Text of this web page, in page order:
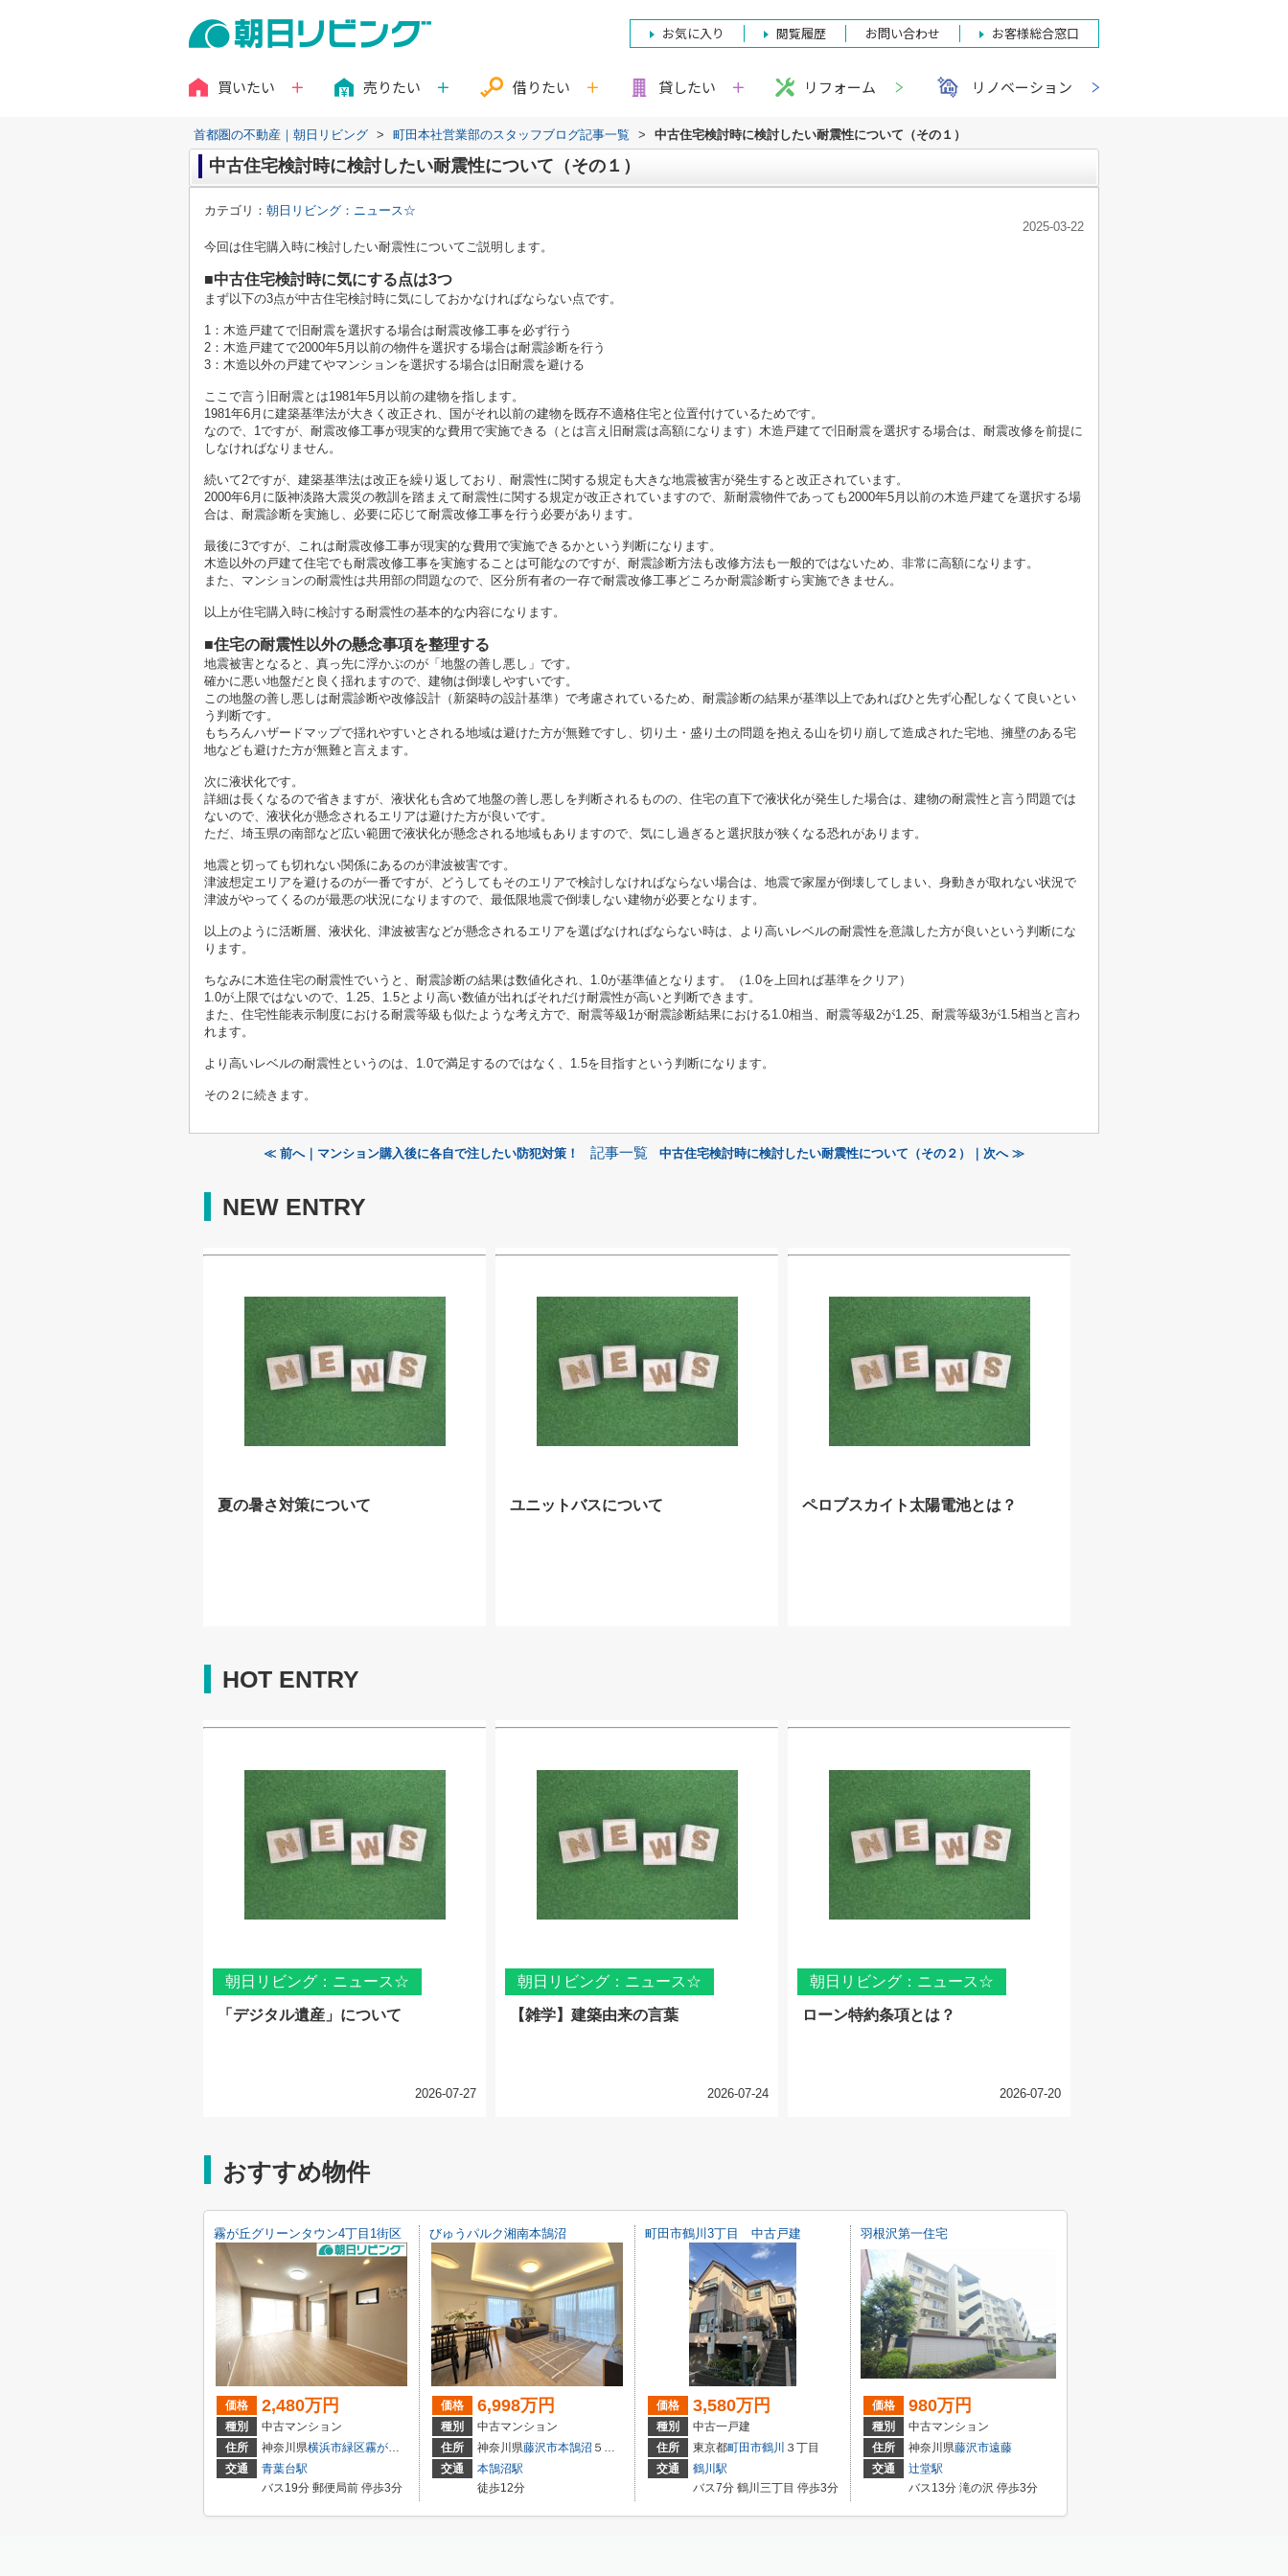
お気に入り 閲覧履歴 お問い合わせ お客様総合窓口
買いたい 売りたい 借りたい 貸したい リフォーム リノベーション
首都圏の不動産｜朝日リビング > 町田本社営業部のスタッフブログ記事一覧 > 中古住宅検討時に検討したい耐震性について（その１）
中古住宅検討時に検討したい耐震性について（その１）
カテゴリ： 朝日リビング：ニュース☆
2025-03-22
今回は住宅購入時に検討したい耐震性についてご説明します。
■中古住宅検討時に気にする点は3つ
まず以下の3点が中古住宅検討時に気にしておかなければならない点です。
1：木造戸建てで旧耐震を選択する場合は耐震改修工事を必ず行う
2：木造戸建てで2000年5月以前の物件を選択する場合は耐震診断を行う
3：木造以外の戸建てやマンションを選択する場合は旧耐震を避ける
ここで言う旧耐震とは1981年5月以前の建物を指します。
1981年6月に建築基準法が大きく改正され、国がそれ以前の建物を既存不適格住宅と位置付けているためです。
なので、1ですが、耐震改修工事が現実的な費用で実施できる（とは言え旧耐震は高額になります）木造戸建てで旧耐震を選択する場合は、耐震改修を前提に
しなければなりません。
続いて2ですが、建築基準法は改正を繰り返しており、耐震性に関する規定も大きな地震被害が発生すると改正されています。
2000年6月に阪神淡路大震災の教訓を踏まえて耐震性に関する規定が改正されていますので、新耐震物件であっても2000年5月以前の木造戸建てを選択する場
合は、耐震診断を実施し、必要に応じて耐震改修工事を行う必要があります。
最後に3ですが、これは耐震改修工事が現実的な費用で実施できるかという判断になります。
木造以外の戸建て住宅でも耐震改修工事を実施することは可能なのですが、耐震診断方法も改修方法も一般的ではないため、非常に高額になります。
また、マンションの耐震性は共用部の問題なので、区分所有者の一存で耐震改修工事どころか耐震診断すら実施できません。
以上が住宅購入時に検討する耐震性の基本的な内容になります。
■住宅の耐震性以外の懸念事項を整理する
地震被害となると、真っ先に浮かぶのが「地盤の善し悪し」です。
確かに悪い地盤だと良く揺れますので、建物は倒壊しやすいです。
この地盤の善し悪しは耐震診断や改修設計（新築時の設計基準）で考慮されているため、耐震診断の結果が基準以上であればひと先ず心配しなくて良いとい
う判断です。
もちろんハザードマップで揺れやすいとされる地域は避けた方が無難ですし、切り土・盛り土の問題を抱える山を切り崩して造成された宅地、擁壁のある宅
地なども避けた方が無難と言えます。
次に液状化です。
詳細は長くなるので省きますが、液状化も含めて地盤の善し悪しを判断されるものの、住宅の直下で液状化が発生した場合は、建物の耐震性と言う問題では
ないので、液状化が懸念されるエリアは避けた方が良いです。
ただ、埼玉県の南部など広い範囲で液状化が懸念される地域もありますので、気にし過ぎると選択肢が狭くなる恐れがあります。
地震と切っても切れない関係にあるのが津波被害です。
津波想定エリアを避けるのが一番ですが、どうしてもそのエリアで検討しなければならない場合は、地震で家屋が倒壊してしまい、身動きが取れない状況で
津波がやってくるのが最悪の状況になりますので、最低限地震で倒壊しない建物が必要となります。
以上のように活断層、液状化、津波被害などが懸念されるエリアを選ばなければならない時は、より高いレベルの耐震性を意識した方が良いという判断にな
ります。
ちなみに木造住宅の耐震性でいうと、耐震診断の結果は数値化され、1.0が基準値となります。（1.0を上回れば基準をクリア）
1.0が上限ではないので、1.25、1.5とより高い数値が出ればそれだけ耐震性が高いと判断できます。
また、住宅性能表示制度における耐震等級も似たような考え方で、耐震等級1が耐震診断結果における1.0相当、耐震等級2が1.25、耐震等級3が1.5相当と言わ
れます。
より高いレベルの耐震性というのは、1.0で満足するのではなく、1.5を目指すという判断になります。
その２に続きます。
≪ 前へ｜マンション購入後に各自で注したい防犯対策！ 記事一覧 中古住宅検討時に検討したい耐震性について（その２）｜次へ ≫
NEW ENTRY
夏の暑さ対策について ユニットバスについて ペロブスカイト太陽電池とは？
HOT ENTRY
朝日リビング：ニュース☆
「デジタル遺産」について
2026-07-27
朝日リビング：ニュース☆
【雑学】建築由来の言葉
2026-07-24
朝日リビング：ニュース☆
ローン特約条項とは？
2026-07-20
おすすめ物件
霧が丘グリーンタウン4丁目1街区
価格 2,480万円
種別
中古マンション
住所
神奈川県横浜市緑区霧が丘
４丁目1-7
交通
青葉台駅
バス19分 郵便局前 停歩3分
びゅうパルク湘南本鵠沼
価格 6,998万円
種別
中古マンション
住所
神奈川県藤沢市本鵠沼 ５丁目
交通
本鵠沼駅
徒歩12分
町田市鶴川3丁目 中古戸建
価格 3,580万円
種別
中古一戸建
住所
東京都町田市鶴川 ３丁目
交通
鶴川駅
バス7分 鶴川三丁目 停歩3分
羽根沢第一住宅
価格 980万円
種別
中古マンション
住所
神奈川県藤沢市遠藤
交通
辻堂駅
バス13分 滝の沢 停歩3分